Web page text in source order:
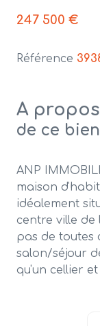
247 500 €
Référence
A propos
de ce bien
ANP
maison
idéalement
centre ville de
pas de toutes
salon/séjour
qu'un cellier
une salle